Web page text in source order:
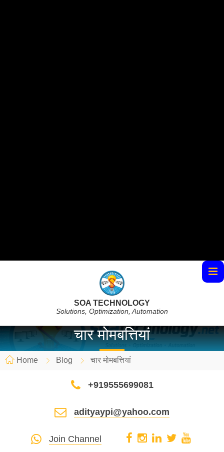
SOA TECHNOLOGY
Solutions, Optimization, Automation
चार मोमबत्तियां
Home Blog चार मोमबत्तियां
+919555699081
adityaypi@yahoo.com
Join Channel